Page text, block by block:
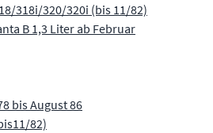
318i/320/320i (bis 11/82)
B 1,3 Liter ab Februar
bis August 86
82)